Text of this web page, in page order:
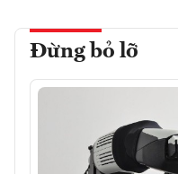
Đừng bỏ lỡ